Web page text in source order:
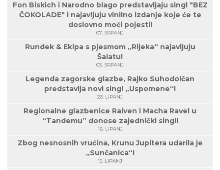
Fon Biskich i Narodno blago predstavljaju singl "BEZ
ČOKOLADE" i najavljuju vinilno izdanje koje će te
doslovno moći pojesti!
07. SRPANJ
Rundek & Ekipa s pjesmom „Rijeka“ najavljuju
Šalatu!
03. SRPANJ
Legenda zagorske glazbe, Rajko Suhodolčan
predstavlja novi singl „Uspomene“!
23. LIPANJ
Regionalne glazbenice Raiven i Macha Ravel u
“Tandemu” donose zajednički singl!
16. LIPANJ
Zbog nesnosnih vrućina, Krunu Jupitera udarila je
„Sunčanica“!
15. LIPANJ